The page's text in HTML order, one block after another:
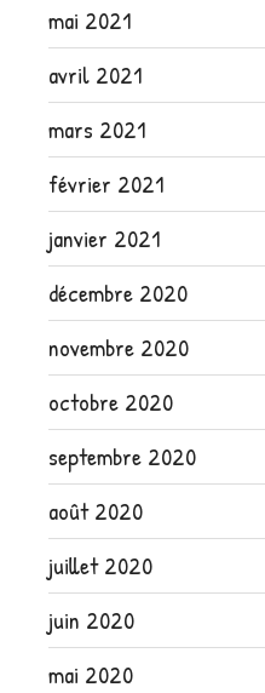
mai 2021
avril 2021
mars 2021
février 2021
janvier 2021
décembre 2020
novembre 2020
octobre 2020
septembre 2020
août 2020
juillet 2020
juin 2020
mai 2020